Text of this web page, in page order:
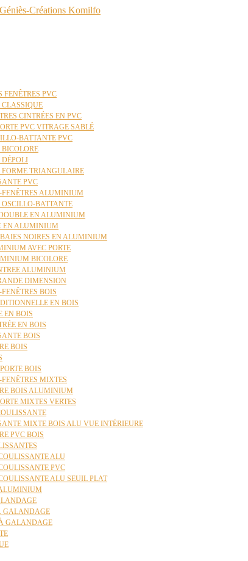
FENÊTRES PVC
CLASSIQUE
CINTRÉES EN PVC
PVC VITRAGE SABLÉ
BATTANTE PVC
BICOLORE
DÉPOLI
FORME TRIANGULAIRE
PVC
FENÊTRES ALUMINIUM
OSCILLO-BATTANTE
EN ALUMINIUM
EN ALUMINIUM
BAIES NOIRES EN ALUMINIUM
AVEC PORTE
BICOLORE
ALUMINIUM
DIMENSION
BOIS
EN BOIS
EN BOIS
EN BOIS
BOIS
BOIS
BOIS
MIXTES
BOIS ALUMINIUM
MIXTES VERTES
MIXTE BOIS ALU VUE INTÉRIEURE
PVC BOIS
ALU
PVC
ALU SEUIL PLAT
GALANDAGE
GALANDAGE